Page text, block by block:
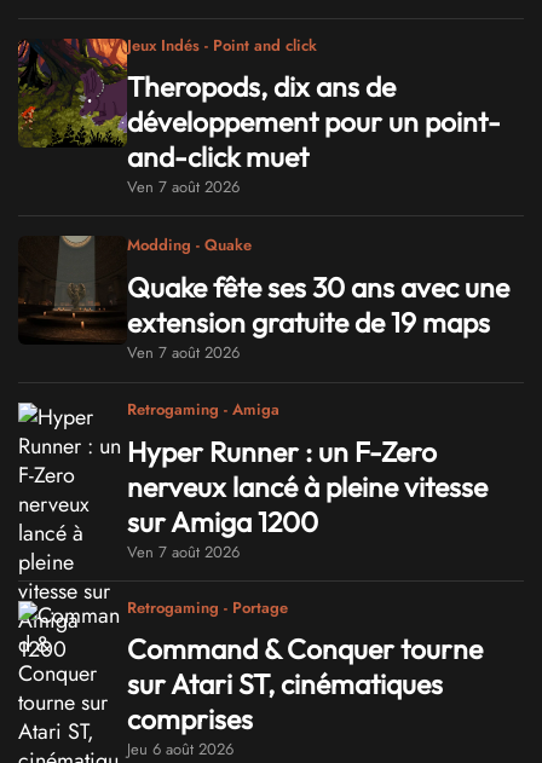
Jeux Indés - Point and click
Theropods, dix ans de
développement pour un point-
and-click muet
Ven 7 août 2026
Modding - Quake
Quake fête ses 30 ans avec une
extension gratuite de 19 maps
Ven 7 août 2026
Retrogaming - Amiga
Hyper Runner : un F-Zero
nerveux lancé à pleine vitesse
sur Amiga 1200
Ven 7 août 2026
Retrogaming - Portage
Command & Conquer tourne
sur Atari ST, cinématiques
comprises
Jeu 6 août 2026